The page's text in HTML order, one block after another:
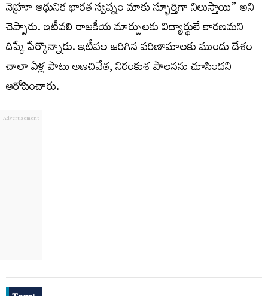
నెహ్రూ ఆధునిక భారత స్వప్నం మాకు స్ఫూర్తిగా నిలుస్తాయి” అని
చెప్పారు. ఇటీవలి రాజకీయ మార్పులకు విద్యార్థులే కారణమని
దిప్కే పేర్కొన్నారు. ఇటీవల జరిగిన పరిణామాలకు ముందు దేశం
చాలా ఏళ్ల పాటు అణచివేత, నిరంకుశ పాలనను చూసిందని
ఆరోపించారు.